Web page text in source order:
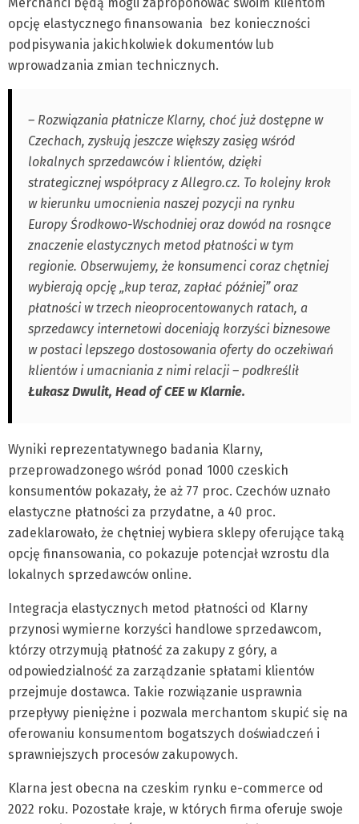
opcję elastycznego finansowania bez konieczności
podpisywania jakichkolwiek dokumentów lub
wprowadzania zmian technicznych.
– Rozwiązania płatnicze Klarny, choć już dostępne w
Czechach, zyskują jeszcze większy zasięg wśród
lokalnych sprzedawców i klientów, dzięki
strategicznej współpracy z Allegro.cz. To kolejny krok
w kierunku umocnienia naszej pozycji na rynku
Europy Środkowo-Wschodniej oraz dowód na rosnące
znaczenie elastycznych metod płatności w tym
regionie. Obserwujemy, że konsumenci coraz chętniej
wybierają opcję „kup teraz, zapłać później” oraz
płatności w trzech nieoprocentowanych ratach, a
sprzedawcy internetowi doceniają korzyści biznesowe
w postaci lepszego dostosowania oferty do oczekiwań
klientów i umacniania z nimi relacji – podkreślił
Łukasz Dwulit, Head of CEE w Klarnie.
Wyniki reprezentatywnego badania Klarny,
przeprowadzonego wśród ponad 1000 czeskich
konsumentów pokazały, że aż 77 proc. Czechów uznało
elastyczne płatności za przydatne, a 40 proc.
zadeklarowało, że chętniej wybiera sklepy oferujące taką
opcję finansowania, co pokazuje potencjał wzrostu dla
lokalnych sprzedawców online.
Integracja elastycznych metod płatności od Klarny
przynosi wymierne korzyści handlowe sprzedawcom,
którzy otrzymują płatność za zakupy z góry, a
odpowiedzialność za zarządzanie spłatami klientów
przejmuje dostawca. Takie rozwiązanie usprawnia
przepływy pieniężne i pozwala merchantom skupić się na
oferowaniu konsumentom bogatszych doświadczeń i
sprawniejszych procesów zakupowych.
Klarna jest obecna na czeskim rynku e-commerce od
2022 roku. Pozostałe kraje, w których firma oferuje swoje